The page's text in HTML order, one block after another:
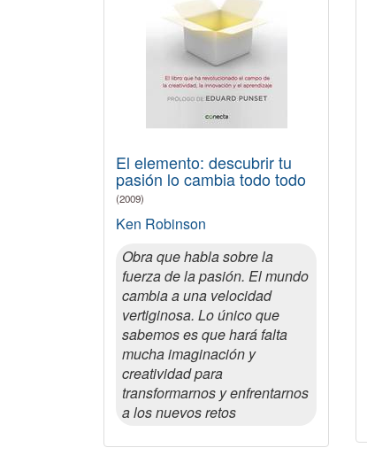
El elemento: descubrir tu
pasión lo cambia todo todo
(2009)
Ken Robinson
Obra que habla sobre la
fuerza de la pasión. El mundo
cambia a una velocidad
vertiginosa. Lo único que
sabemos es que hará falta
mucha imaginación y
creatividad para
transformarnos y enfrentarnos
a los nuevos retos